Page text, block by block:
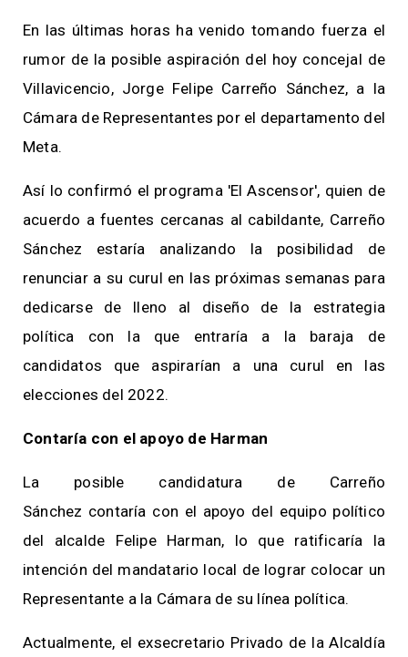
En las últimas horas ha venido tomando fuerza el
rumor de la posible aspiración del hoy concejal de
Villavicencio, Jorge Felipe Carreño Sánchez, a la
Cámara de Representantes por el departamento del
Meta.
Así lo confirmó el programa 'El Ascensor', quien de
acuerdo a fuentes cercanas al cabildante, Carreño
Sánchez estaría analizando la posibilidad de
renunciar a su curul en las próximas semanas para
dedicarse de lleno al diseño de la estrategia
política con la que entraría a la baraja de
candidatos que aspirarían a una curul en las
elecciones del 2022.
Contaría con el apoyo de Harman
La posible candidatura de Carreño
Sánchez contaría con el apoyo del equipo político
del alcalde Felipe Harman, lo que ratificaría la
intención del mandatario local de lograr colocar un
Representante a la Cámara de su línea política.
Actualmente, el exsecretario Privado de la Alcaldía